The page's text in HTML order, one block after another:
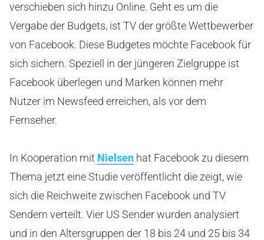
verschieben sich hinzu Online. Geht es um die
Vergabe der Budgets, ist TV der größte Wettbewerber
von Facebook. Diese Budgetes möchte Facebook für
sich sichern. Speziell in der jüngeren Zielgruppe ist
Facebook überlegen und Marken können mehr
Nutzer im Newsfeed erreichen, als vor dem
Fernseher.
In Kooperation mit Nielsen hat Facebook zu diesem
Thema jetzt eine Studie veröffentlicht die zeigt, wie
sich die Reichweite zwischen Facebook und TV
Sendern verteilt. Vier US Sender wurden analysiert
und in den Altersgruppen der 18 bis 24 und 25 bis 34